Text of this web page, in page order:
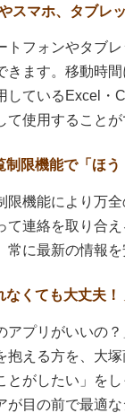
スマホ、タブレ
トフォンやタブ
きます。移動時
しているExcel・
て使用することが
制限機能で「ほ
限機能により万
て連絡を取り合
常に最新の情報を
なくても大丈夫！
アプリがいいの
抱える方を、大
とがしたい」を
が目の前で最適